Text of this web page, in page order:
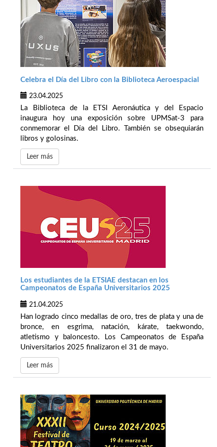
Celebra el Día del Libro con la Biblioteca Aeroespacial
23.04.2025
La Biblioteca de la ETSI Aeronáutica y del Espacio
inaugura hoy una exposición sobre UPMSat-3 para
conmemorar el Día del Libro. También se obsequiarán
libros y golosinas.
Leer más
Los estudiantes de la ETSIAE destacan en los
Campeonatos de España Universitarios 2025
21.04.2025
Han logrado cinco medallas de oro, tres de plata y una de
bronce, en esgrima, natación, kárate, taekwondo,
atletismo y baloncesto. Los Campeonatos de España
Universitarios 2025 finalizaron el 31 de mayo.
Leer más